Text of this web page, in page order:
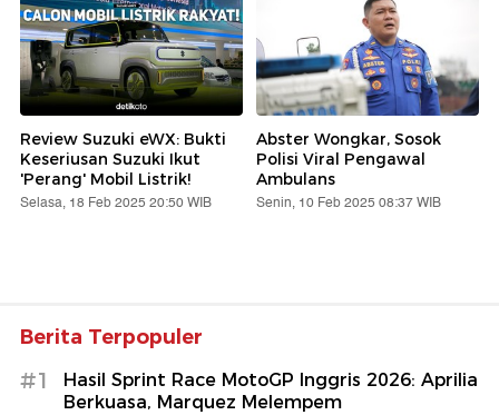
Review Suzuki eWX: Bukti
Keseriusan Suzuki Ikut
'Perang' Mobil Listrik!
Selasa, 18 Feb 2025 20:50 WIB
Abster Wongkar, Sosok
Polisi Viral Pengawal
Ambulans
Senin, 10 Feb 2025 08:37 WIB
Berita Terpopuler
#1
Hasil Sprint Race MotoGP Inggris 2026: Aprilia
Berkuasa, Marquez Melempem